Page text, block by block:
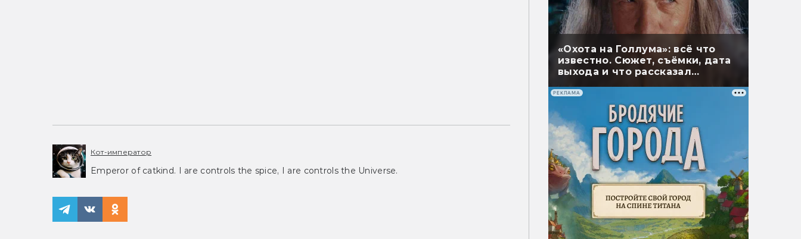
Кот-император
Emperor of catkind. I are controls the spice, I are controls the Universe.
«Охота на Голлума»: всё что
известно. Сюжет, съёмки, дата
выхода и что рассказал
РЕКЛАМА